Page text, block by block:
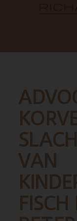
VAN